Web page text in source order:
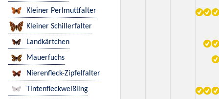
Kleiner Perlmuttfalter
Kleiner Schillerfalter
Landkärtchen
Mauerfuchs
Nierenfleck-Zipfelfalter
Tintenfleckweißling